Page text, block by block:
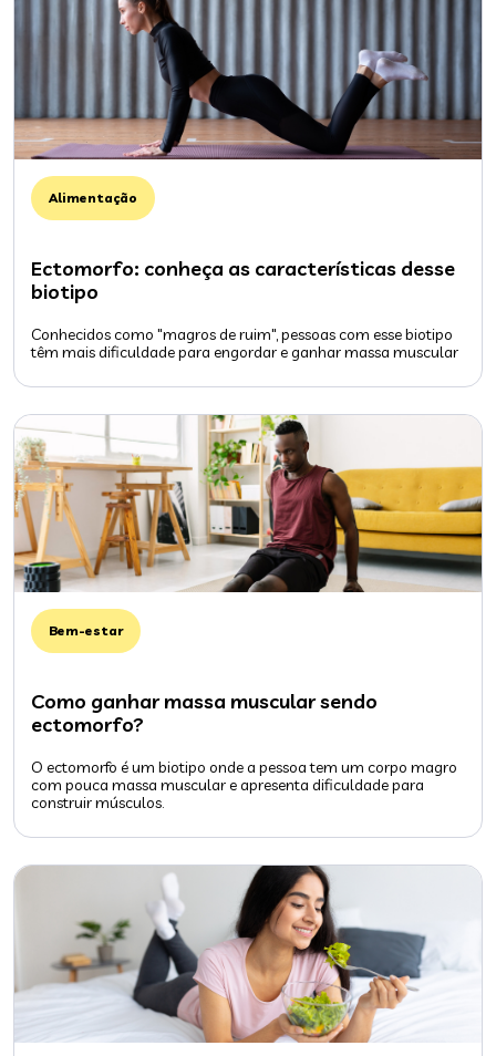
Alimentação
Ectomorfo: conheça as características desse
biotipo
Conhecidos como "magros de ruim", pessoas com esse biotipo
têm mais dificuldade para engordar e ganhar massa muscular
Bem-estar
Como ganhar massa muscular sendo
ectomorfo?
O ectomorfo é um biotipo onde a pessoa tem um corpo magro
com pouca massa muscular e apresenta dificuldade para
construir músculos.